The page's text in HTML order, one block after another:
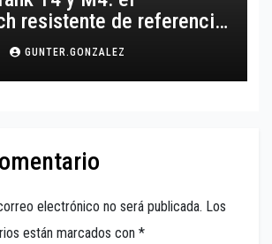
resistente de referencia
GUNTER.GONZALEZ
electrónico no será publicada. Los
están marcados con *